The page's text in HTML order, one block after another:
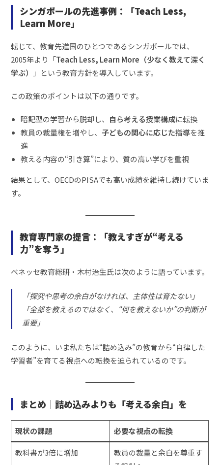
シンガポールの先進事例：「Teach Less,
Learn More」
転じて、教育先進国のひとつであるシンガポールでは、
2005年より「Teach Less, Learn More（少なく教えて深く
学ぶ）
」という教育方針を導入しています。
この政策のポイントは以下の通りです。
暗記型の学習から脱却し、 自ら考える授業構成に転換
教員の裁量権を増やし、 子どもの関心に応じた指導を推
進
教える内容の“引き算”により、質の高い学びを重視
結果として、OECDのPISAでも高い成績を維持し続けていま
す。
教育専門家の提言：「教えすぎが“考える
力”を奪う」
ベネッセ教育総研・木村治生氏は次のように語っています。
「探究や思考の余白がなければ、主体性は育たない」
「全部を教えるのではなく、“何を教えないか”の判断が
重要」
このように、いま私たちは“詰め込み”の教育から“自律した
学習者”を育てる視点への転換を迫られているのです。
まとめ｜詰め込みよりも「考える余白」を
現状の課題 必要な視点の転換
教科書が3倍に増加
教員の裁量と余白を尊重す